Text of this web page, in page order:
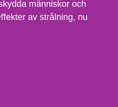
människor och
av strålning, nu